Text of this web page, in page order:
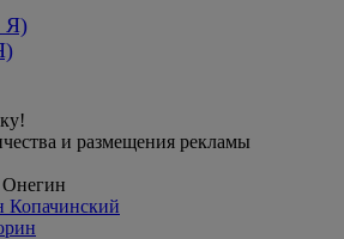
и размещения рекламы
Копачинский